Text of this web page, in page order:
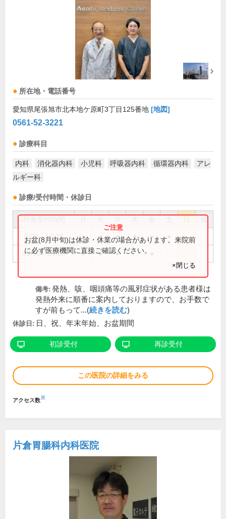
所在地・電話番号
愛知県尾張旭市北本地ケ原町3丁目125番地 [地図]
0561-52-3221
診療科目
内科 消化器内科 小児科 呼吸器内科 循環器内科
アレ
ルギー科
診療/受付時間・休診日
祝
9:00～12:10 ● ● ● ● ●
16:30～19:00 ● ● ●
お盆(8月中旬)は休診・休業の場合があります。来院前
に必ず医療機関に直接ご確認ください。
×閉じる
備考: 発熱、咳、咽頭痛等の風邪症状がある患者様は
発熱外来に順番に案内しておりますので、お手数で
すが前もって...(続きを読む)
休診日: 日、祝、年末年始、お盆期間
初診受付 再診受付
この医院の詳細をみる
アクセス数※
片倉胃腸科内科医院